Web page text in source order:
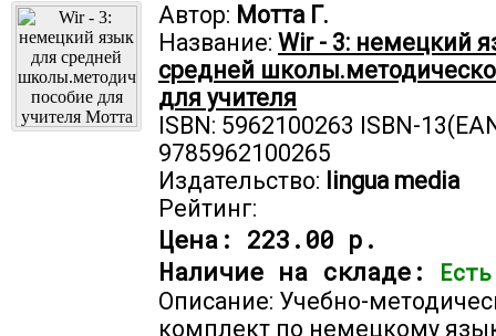
Автор: Мотта Г.
Название: Wir - 3: немецкий
средней
для учителя
ISBN: 5962100263 ISBN-
9785962100265
Издательство: lingua media
Рейтинг:
Цена: 223.00 р.
Наличие на складе:
Описание: Учебно-
комплект по немецкому